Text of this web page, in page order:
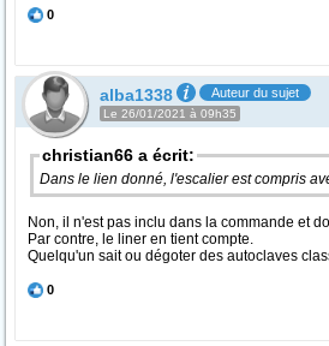
0
alba1338 Auteur du sujet
Le 26/01/2021 à 09h35
christian66 a écrit:
Dans le lien donné, l'escalier est compris
Non, il n'est pas inclu dans la commande et
Par contre, le liner en tient compte.
Quelqu'un sait ou dégoter des autoclaves
0